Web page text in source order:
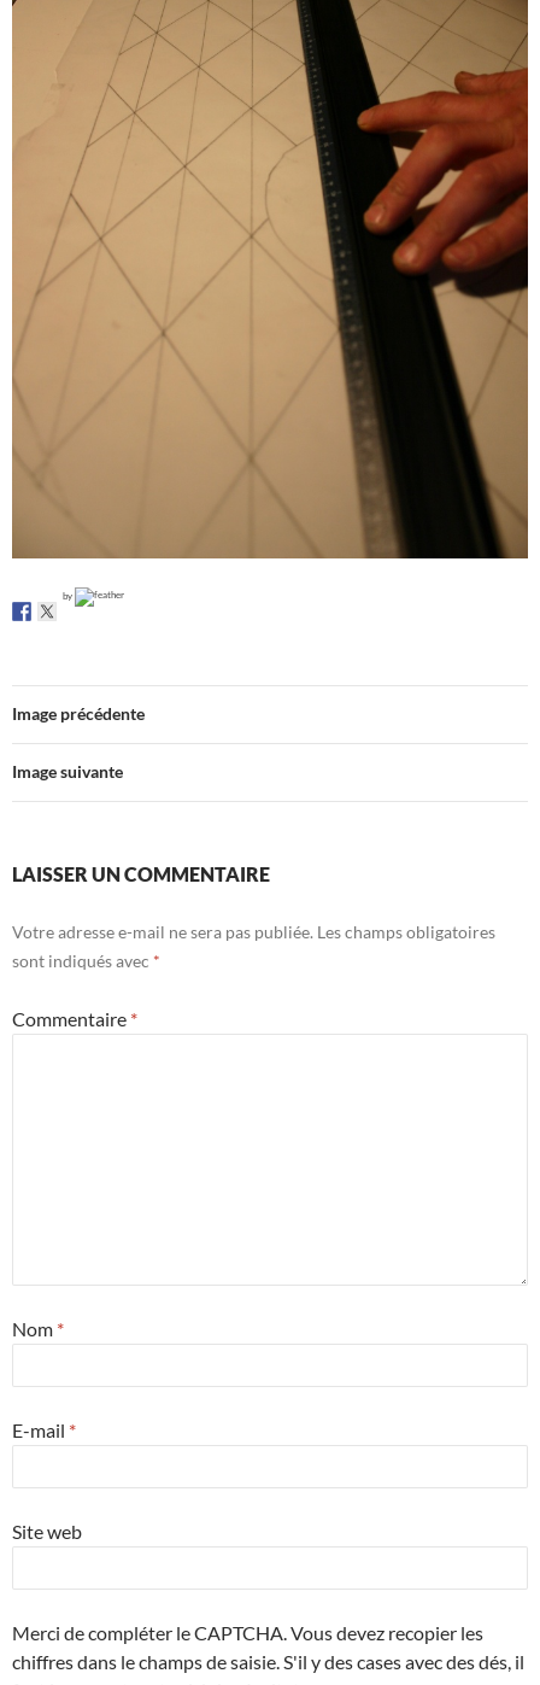
by
Image précédente
Image suivante
LAISSER UN COMMENTAIRE
Votre adresse e-mail ne sera pas publiée. Les champs obligatoires
sont indiqués avec *
Commentaire *
Nom *
E-mail *
Site web
Merci de compléter le CAPTCHA. Vous devez recopier les
chiffres dans le champs de saisie. S'il y des cases avec des dés, il